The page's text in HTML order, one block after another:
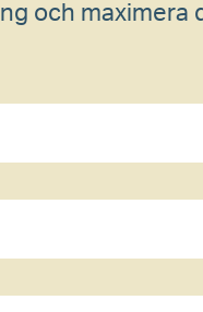
och maximera